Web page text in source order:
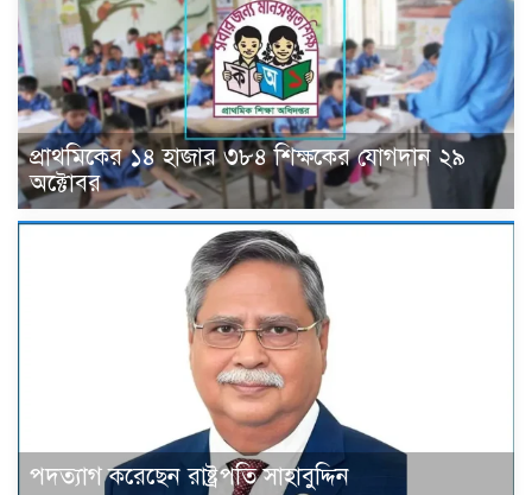
প্রাথমিকের ১৪ হাজার ৩৮৪ শিক্ষকের যোগদান ২৯
অক্টোবর
পদত্যাগ করেছেন রাষ্ট্রপতি সাহাবুদ্দিন